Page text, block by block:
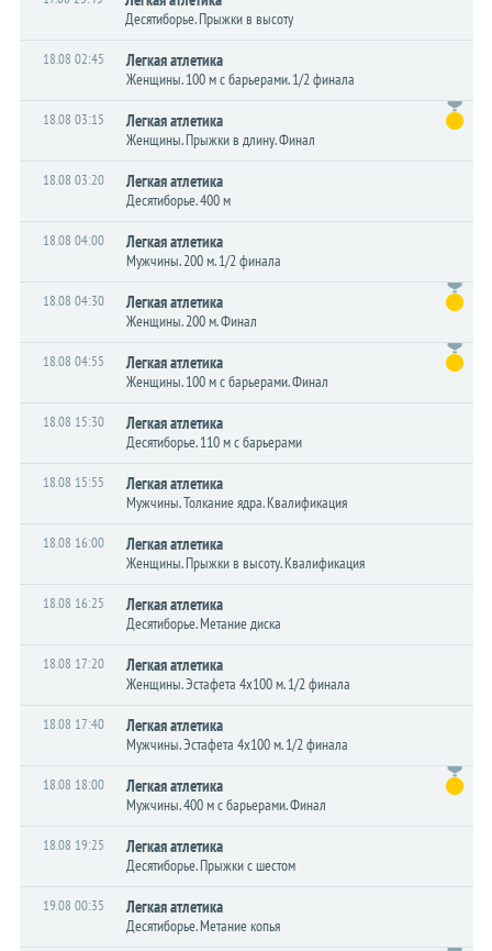
Десятиборье. Прыжки в высоту
18.08 02:45 Легкая атлетика
Женщины. 100 м с барьерами. 1/2 финала
18.08 03:15 Легкая атлетика
Женщины. Прыжки в длину. Финал
18.08 03:20 Легкая атлетика
Десятиборье. 400 м
18.08 04:00 Легкая атлетика
Мужчины. 200 м. 1/2 финала
18.08 04:30 Легкая атлетика
Женщины. 200 м. Финал
18.08 04:55 Легкая атлетика
Женщины. 100 м с барьерами. Финал
18.08 15:30 Легкая атлетика
Десятиборье. 110 м с барьерами
18.08 15:55 Легкая атлетика
Мужчины. Толкание ядра. Квалификация
18.08 16:00 Легкая атлетика
Женщины. Прыжки в высоту. Квалификация
18.08 16:25 Легкая атлетика
Десятиборье. Метание диска
18.08 17:20 Легкая атлетика
Женщины. Эстафета 4x100 м. 1/2 финала
18.08 17:40 Легкая атлетика
Мужчины. Эстафета 4x100 м. 1/2 финала
18.08 18:00 Легкая атлетика
Мужчины. 400 м с барьерами. Финал
18.08 19:25 Легкая атлетика
Десятиборье. Прыжки с шестом
19.08 00:35 Легкая атлетика
Десятиборье. Метание копья